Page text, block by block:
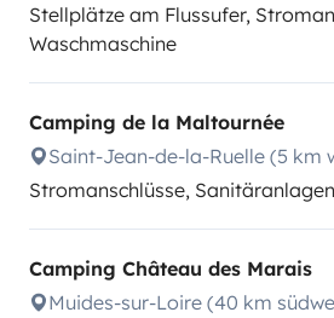
Stellplätze am Flussufer,
Waschmaschine
Camping de la Maltournée
Saint-Jean-de-la-Ruelle (5 km
Stromanschlüsse,
Camping Château des Marais
Muides-sur-Loire (40 km